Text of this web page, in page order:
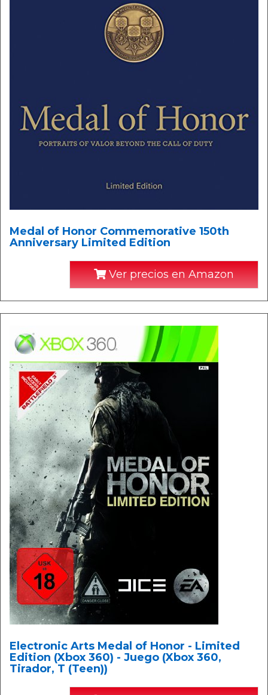
Medal of Honor Commemorative 150th
Anniversary Limited Edition
Ver precios en Amazon
Electronic Arts Medal of Honor - Limited
Edition (Xbox 360) - Juego (Xbox 360,
Tirador, T (Teen))